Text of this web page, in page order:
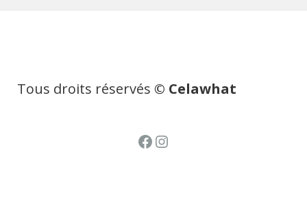
Tous droits réservés © Celawhat
Facebook
Instagram